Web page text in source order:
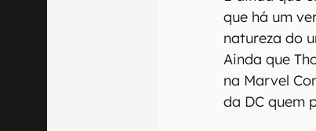
que há um
natureza do
Ainda que
na Marvel
da DC quem